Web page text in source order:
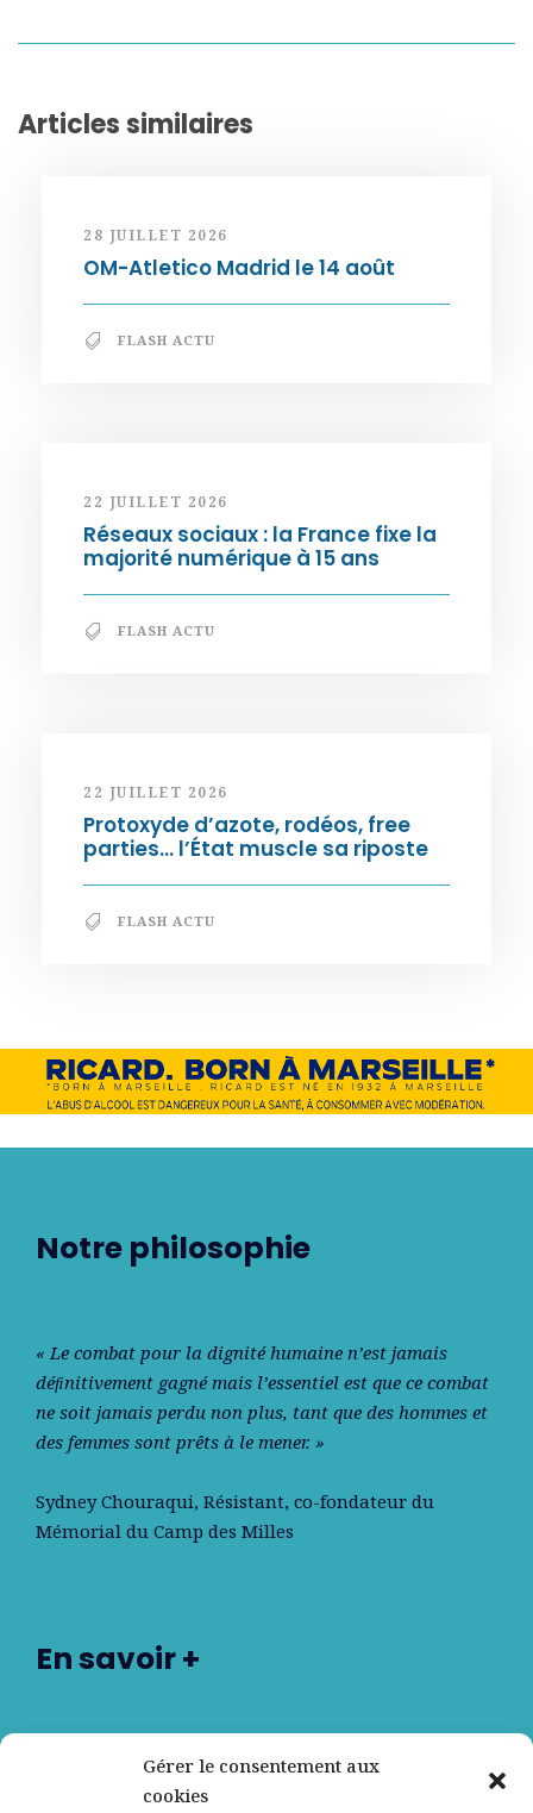
Gérer le consentement aux
cookies
Articles similaires
28 JUILLET 2026
OM-Atletico Madrid le 14 août
FLASH ACTU
22 JUILLET 2026
Réseaux sociaux : la France fixe la
majorité numérique à 15 ans
FLASH ACTU
22 JUILLET 2026
Protoxyde d’azote, rodéos, free
parties… l’État muscle sa riposte
FLASH ACTU
Notre philosophie
« Le combat pour la dignité humaine n’est jamais
déﬁnitivement gagné mais l’essentiel est que ce combat
ne soit jamais perdu non plus, tant que des hommes et
des femmes sont prêts à le mener. »
Sydney Chouraqui, Résistant, co-fondateur du
Mémorial du Camp des Milles
En savoir +
Nos partenaires